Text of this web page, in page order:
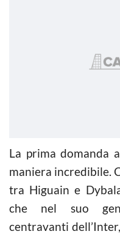
La prima domanda
maniera incredibile.
tra Higuain e
che nel suo
centravanti